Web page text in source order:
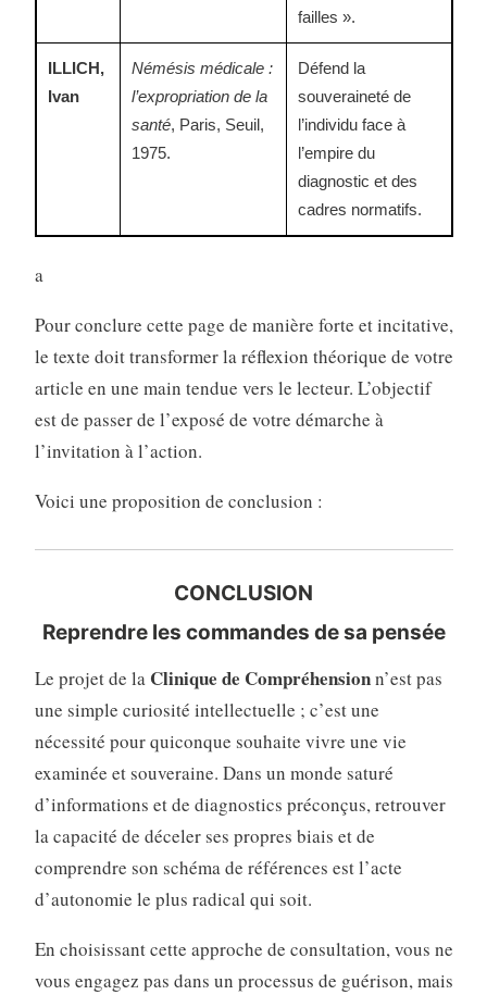
failles ».
ILLICH,
Ivan
Némésis médicale :
l’expropriation de la
santé, Paris, Seuil,
1975.
Défend la
souveraineté de
l’individu face à
l’empire du
diagnostic et des
cadres normatifs.
a
Pour conclure cette page de manière forte et incitative,
le texte doit transformer la réflexion théorique de votre
article en une main tendue vers le lecteur. L’objectif
est de passer de l’exposé de votre démarche à
l’invitation à l’action.
Voici une proposition de conclusion :
CONCLUSION
Reprendre les commandes de sa pensée
Le projet de la Clinique de Compréhensionn’est pas
une simple curiosité intellectuelle ; c’est une
nécessité pour quiconque souhaite vivre une vie
examinée et souveraine. Dans un monde saturé
d’informations et de diagnostics préconçus, retrouver
la capacité de déceler ses propres biais et de
comprendre son schéma de références est l’acte
d’autonomie le plus radical qui soit.
En choisissant cette approche de consultation, vous ne
vous engagez pas dans un processus de guérison, mais